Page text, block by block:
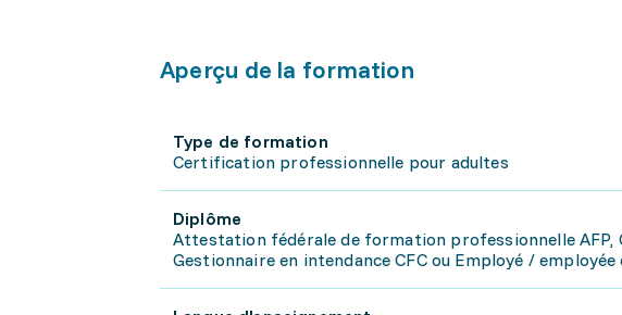
Aperçu de la formation
Type de formation
Certification professionnelle pour adultes
Diplôme
Attestation fédérale de formation professionnelle AFP,
Gestionnaire en intendance CFC ou Employé / employée